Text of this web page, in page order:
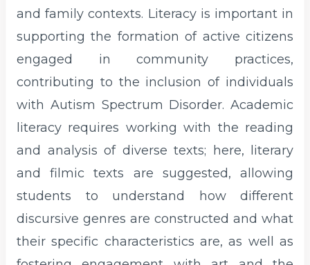
and family contexts. Literacy is important in
supporting the formation of active citizens
engaged in community practices,
contributing to the inclusion of individuals
with Autism Spectrum Disorder. Academic
literacy requires working with the reading
and analysis of diverse texts; here, literary
and filmic texts are suggested, allowing
students to understand how different
discursive genres are constructed and what
their specific characteristics are, as well as